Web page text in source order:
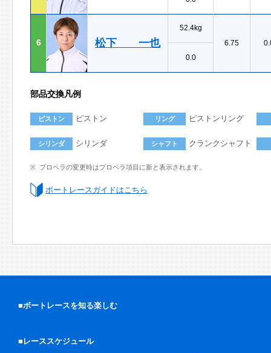
6 松下 一也
52.4kg
6.75
0.0
部品交換凡例
ピストン ピストン リング ピストンリング
シリンダ シリンダ シャフト クランクシャフト
プロペラの変更時はプロペラ項目に新と表示されます。
ボートレースガイドはこちら
■ボートレースを知る楽しむ
■レーススケジュール